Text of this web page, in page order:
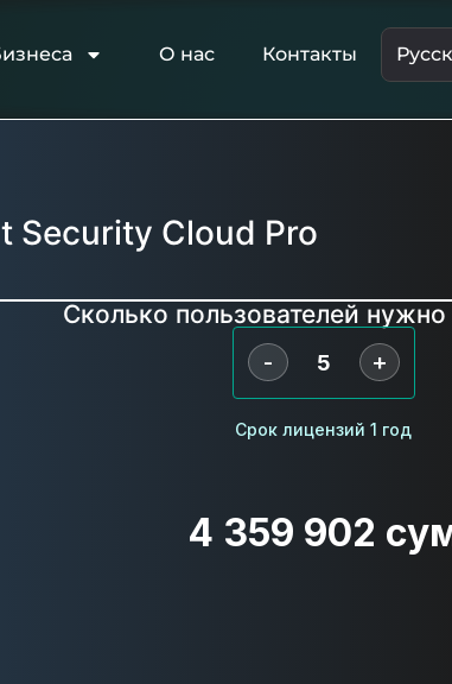
О нас Контакты
Security Cloud Pro
Сколько пользователей
- +
Срок лицензий 1 год
4 359 902